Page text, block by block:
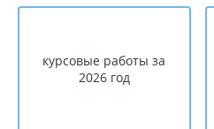
курсовые работы за
2026 год